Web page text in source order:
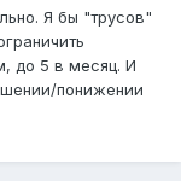
Я бы "трусов"
до 5 в месяц. И
понижении